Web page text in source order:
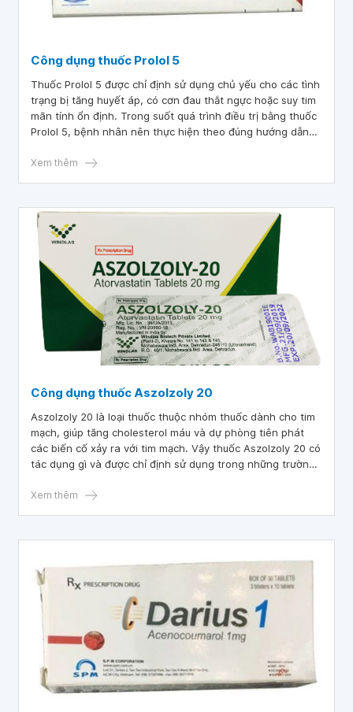
Công dụng thuốc Prolol 5
Thuốc Prolol 5 được chỉ định sử dụng chủ yếu cho các tình
trạng bị tăng huyết áp, có cơn đau thắt ngực hoặc suy tim
mãn tính ổn định. Trong suốt quá trình điều trị bằng thuốc
Prolol 5, bệnh nhân nên thực hiện theo đúng hướng dẫn
Xem thêm
Công dụng thuốc Aszolzoly 20
Aszolzoly 20 là loại thuốc thuộc nhóm thuốc dành cho tim
mạch, giúp tăng cholesterol máu và dự phòng tiên phát
các biến cố xảy ra với tim mạch. Vậy thuốc Aszolzoly 20 có
tác dụng gì và được chỉ định sử dụng trong những trường
Xem thêm